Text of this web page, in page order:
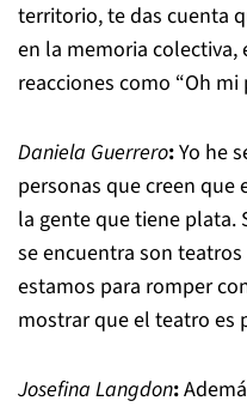
territorio, te das cuenta
en la memoria colectiva,
reacciones como “Oh
Daniela Guerrero:Yo he
personas que creen que
la gente que tiene plata.
se encuentra son
estamos para romper
mostrar que el teatro es
Josefina Langdon: